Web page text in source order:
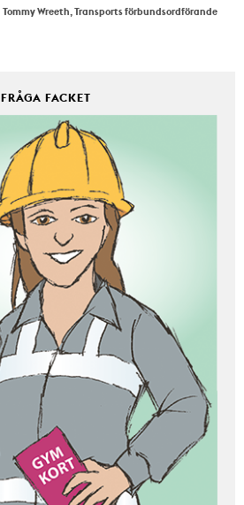
Tommy Wreeth, Transports förbundsordförande
FRÅGA FACKET